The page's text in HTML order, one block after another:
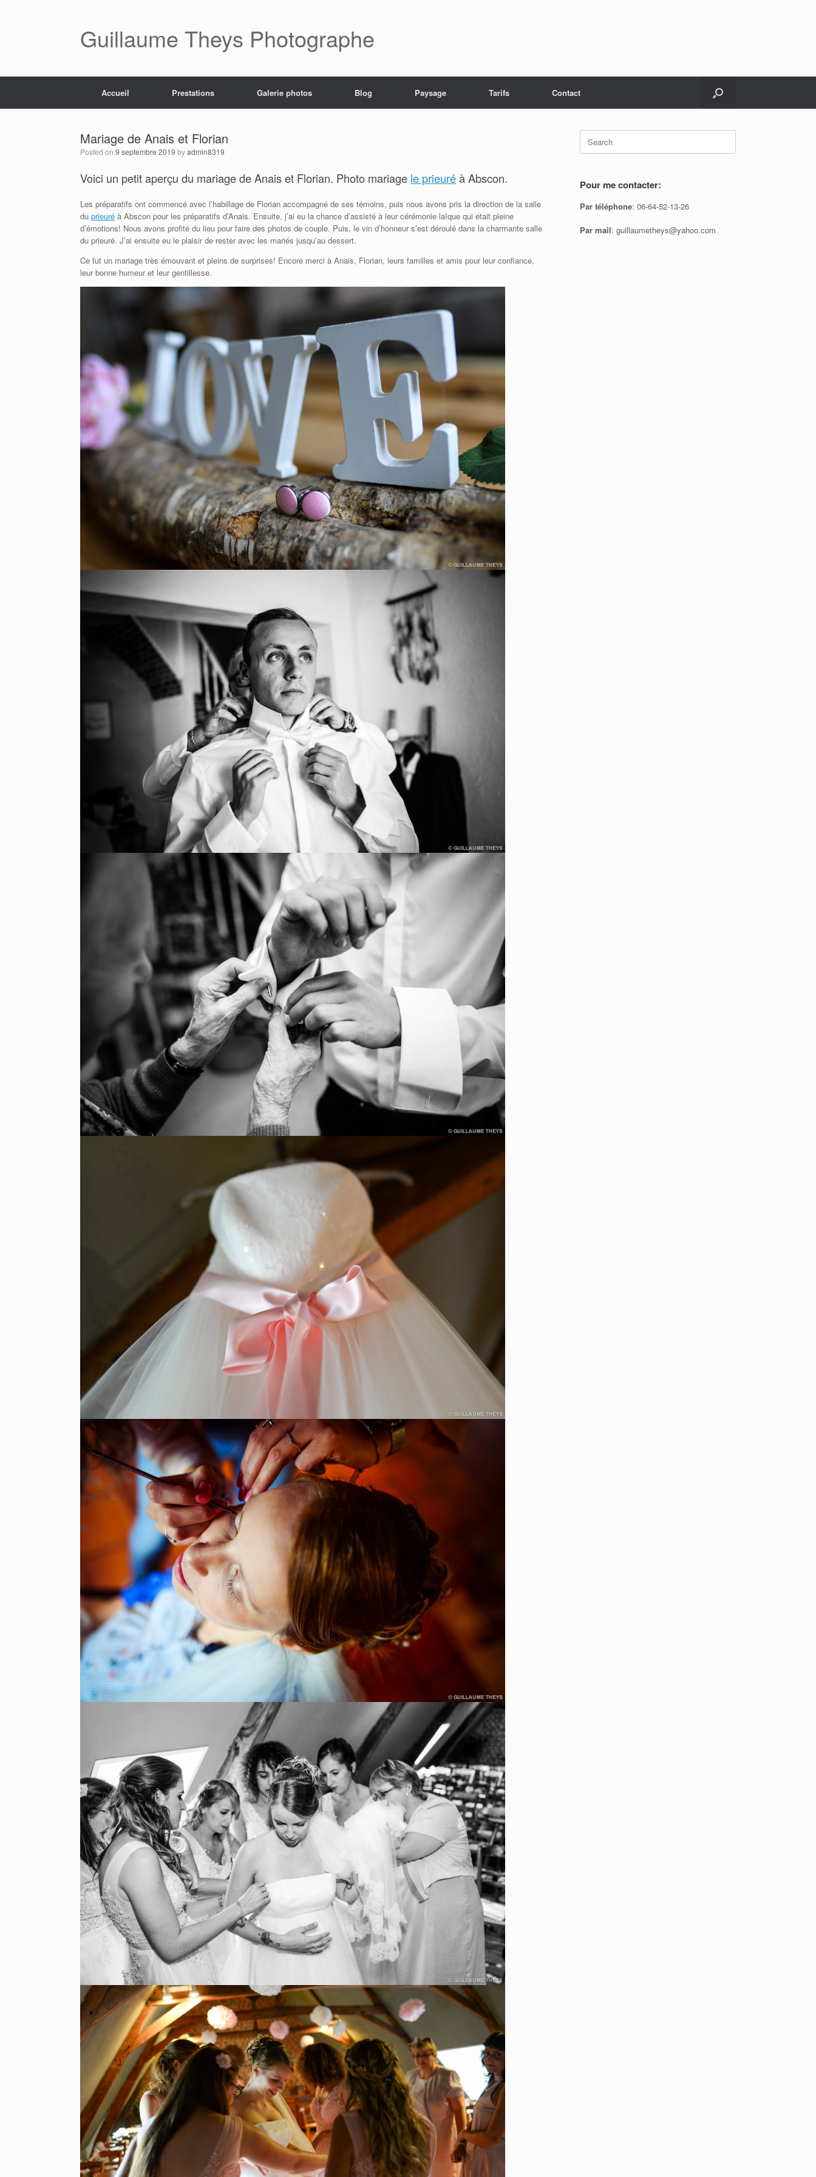
Guillaume Theys Photographe
Accueil Prestations Galerie photos Blog Paysage Tarifs Contact
Mariage de Anais et Florian
Posted on 9 septembre 2019 byadmin8319
Voici un petit aperçu du mariage de Anais et Florian. Photo mariage le prieuréà Abscon.
Les préparatifs ont commencé avec l’habillage de Florian accompagné de ses témoins, puis nous avons pris la direction de la salle
du prieuré à Abscon pour les préparatifs d’Anais. Ensuite, j’ai eu la chance d’assisté à leur cérémonie laïque qui était pleine
d’émotions! Nous avons profité du lieu pour faire des photos de couple. Puis, le vin d’honneur s’est déroulé dans la charmante salle
du prieuré. J’ai ensuite eu le plaisir de rester avec les mariés jusqu’au dessert.
Ce fut un mariage très émouvant et pleins de surprises! Encore merci à Anais, Florian, leurs familles et amis pour leur confiance,
leur bonne humeur et leur gentillesse.
Search
for:
Pour me contacter:
Par téléphone: 06-64-52-13-26
Par mail: guillaumetheys@yahoo.com